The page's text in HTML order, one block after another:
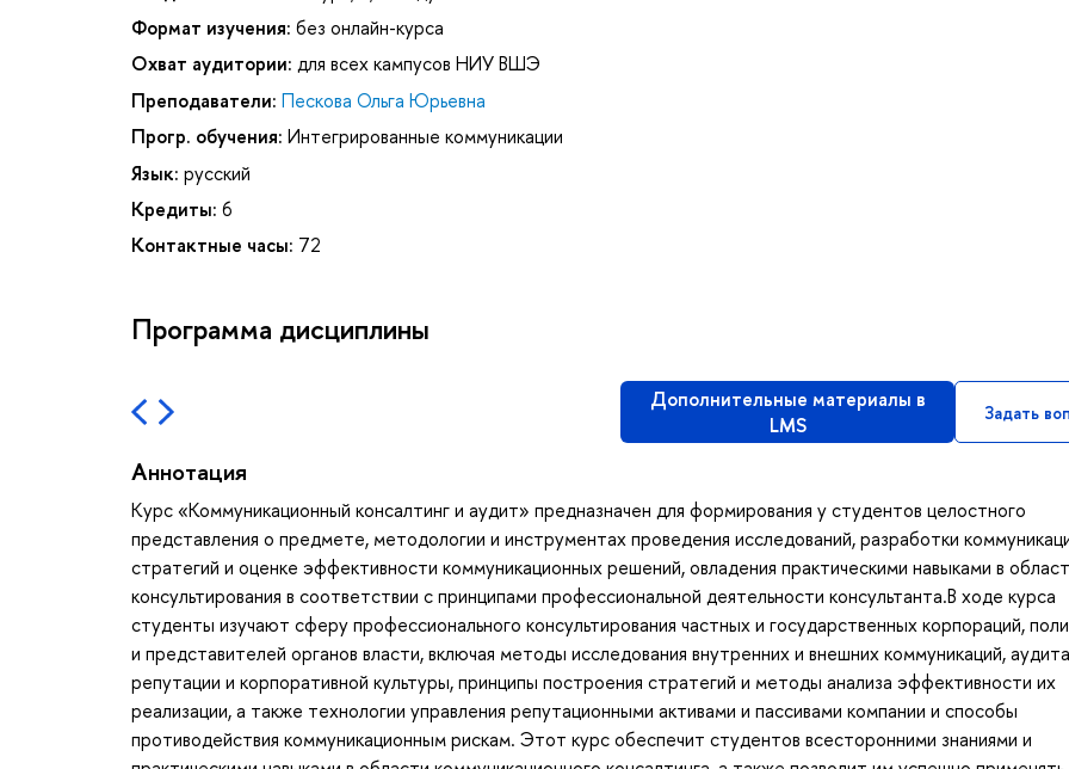
Формат изучения: без онлайн-курса
Охват аудитории: для всех кампусов НИУ ВШЭ
Преподаватели: Пескова Ольга Юрьевна
Прогр. обучения: Интегрированные коммуникации
Язык: русский
Кредиты: 6
Контактные часы: 72
Программа дисциплины
Дополнительные материалы в
LMS
Задать
Аннотация
Курс «Коммуникационный консалтинг и аудит» предназначен для формирования у студентов целостного
представления о предмете, методологии и инструментах проведения исследований, разработки
стратегий и оценке эффективности коммуникационных решений, овладения практическими навыками в
консультирования в соответствии с принципами профессиональной деятельности консультанта.В ходе курса
студенты изучают сферу профессионального консультирования частных и государственных корпораций,
и представителей органов власти, включая методы исследования внутренних и внешних коммуникаций, аудита
репутации и корпоративной культуры, принципы построения стратегий и методы анализа эффективности их
реализации, а также технологии управления репутационными активами и пассивами компании и способы
противодействия коммуникационным рискам. Этот курс обеспечит студентов всесторонними знаниями и